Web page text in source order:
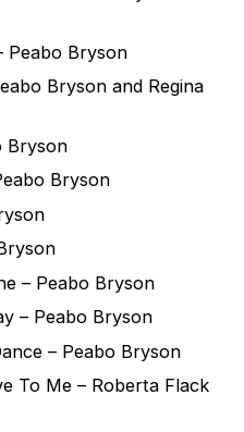
Peabo Bryson
Bryson and Regina
Bryson
Bryson
– Peabo Bryson
– Peabo Bryson
– Peabo Bryson
To Me – Roberta Flack